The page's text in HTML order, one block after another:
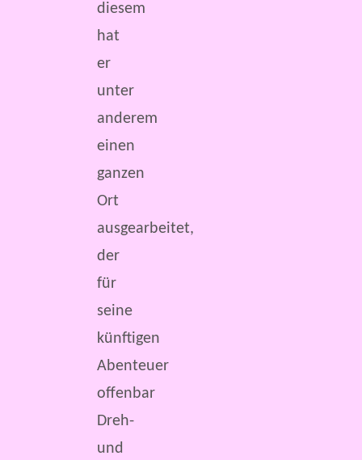
diesem
hat
er
unter
anderem
einen
ganzen
Ort
ausgearbeitet,
der
für
seine
künftigen
Abenteuer
offenbar
Dreh-
und